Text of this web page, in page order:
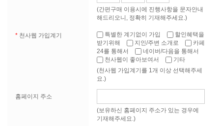
원의 동일성 확인을 위해 회원이 정한 것으로서, 회사와 공유하
는 문자 또는 숫자의 조합 정보
(마) 운영자 : 회사에서 서비스의 전반적인 관리와 원활한 운영
(바) 탈퇴 : 회원이 제반 사유로 서비스 이용계약을 종료하는 것
제 3 조 약관의 명시와 변경
(간편구매 이용시에 진행사항을 문자안내
해드리오니, 정확히 기재해주세요.)
* 천사웹 가입계기 특별한 계기없이 가입
할인혜택을
받기위해
지인/주변 소개로
카페
24를 통해서
네이버/다음을 통해서
천사웹이 좋아보여서
기타
(천사웹 가입계기를 1개 이상 선택해주세
요.)
홈페이지 주소
(보유하신 홈페이지 주소가 있는 경우에
기재해주세요.)